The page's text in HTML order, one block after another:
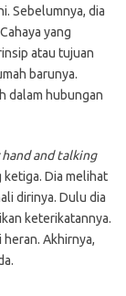
Sebelumnya, dia
yang
atau tujuan
barunya.
dalam hubungan
hand and talking
Dia melihat
dirinya. Dulu dia
keterikatannya.
Akhirnya,